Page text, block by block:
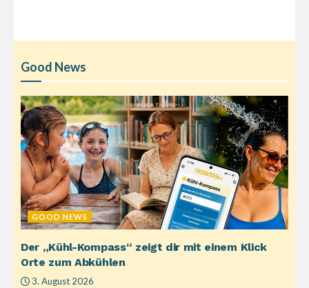
Good News
GOOD NEWS
Der „Kühl-Kompass“ zeigt dir mit einem Klick
Orte zum Abkühlen
3. August 2026